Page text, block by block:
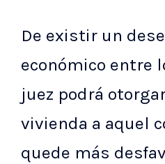
De existir un
económico entre
juez podrá
vivienda a aquel
quede más